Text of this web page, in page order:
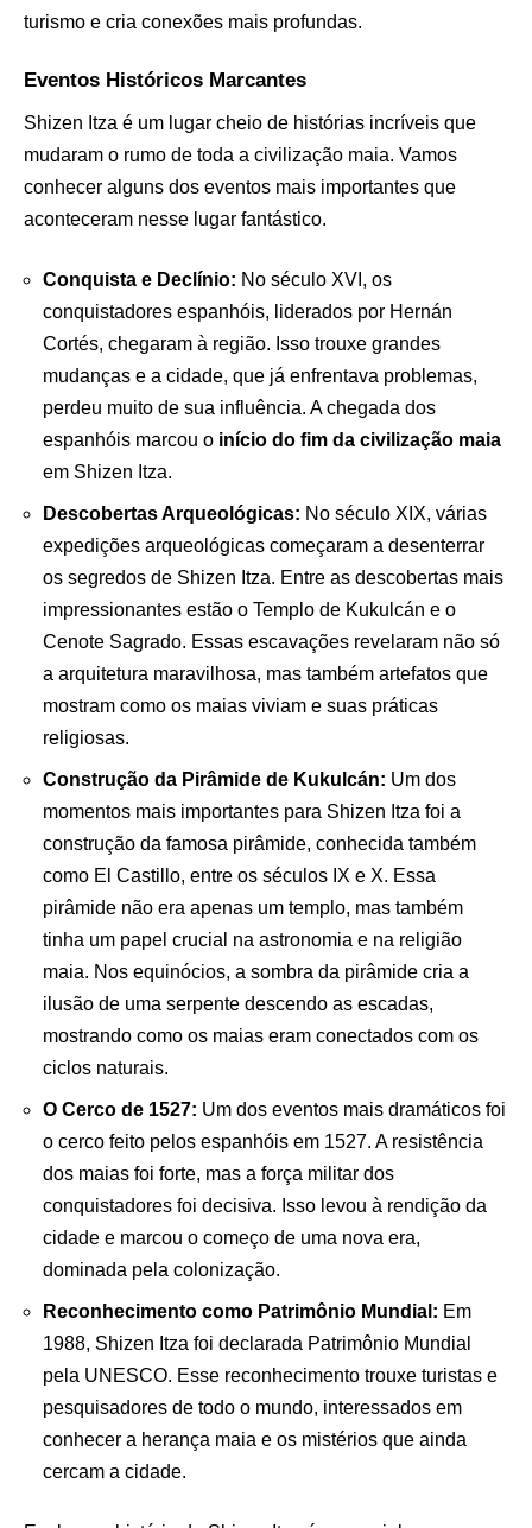
turismo e cria conexões mais profundas.
Eventos Históricos Marcantes
Shizen Itza é um lugar cheio de histórias incríveis que
mudaram o rumo de toda a civilização maia. Vamos
conhecer alguns dos eventos mais importantes que
aconteceram nesse lugar fantástico.
Conquista e Declínio: No século XVI, os
conquistadores espanhóis, liderados por Hernán
Cortés, chegaram à região. Isso trouxe grandes
mudanças e a cidade, que já enfrentava problemas,
perdeu muito de sua influência. A chegada dos
espanhóis marcou o início do fim da civilização maia
em Shizen Itza.
Descobertas Arqueológicas: No século XIX, várias
expedições arqueológicas começaram a desenterrar
os segredos de Shizen Itza. Entre as descobertas mais
impressionantes estão o Templo de Kukulcán e o
Cenote Sagrado. Essas escavações revelaram não só
a arquitetura maravilhosa, mas também artefatos que
mostram como os maias viviam e suas práticas
religiosas.
Construção da Pirâmide de Kukulcán: Um dos
momentos mais importantes para Shizen Itza foi a
construção da famosa pirâmide, conhecida também
como El Castillo, entre os séculos IX e X. Essa
pirâmide não era apenas um templo, mas também
tinha um papel crucial na astronomia e na religião
maia. Nos equinócios, a sombra da pirâmide cria a
ilusão de uma serpente descendo as escadas,
mostrando como os maias eram conectados com os
ciclos naturais.
O Cerco de 1527: Um dos eventos mais dramáticos foi
o cerco feito pelos espanhóis em 1527. A resistência
dos maias foi forte, mas a força militar dos
conquistadores foi decisiva. Isso levou à rendição da
cidade e marcou o começo de uma nova era,
dominada pela colonização.
Reconhecimento como Patrimônio Mundial: Em
1988, Shizen Itza foi declarada Patrimônio Mundial
pela UNESCO. Esse reconhecimento trouxe turistas e
pesquisadores de todo o mundo, interessados em
conhecer a herança maia e os mistérios que ainda
cercam a cidade.